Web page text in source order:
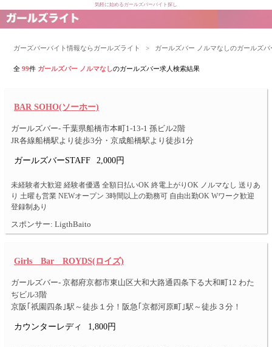
気軽に始めるガールズバーバイト探し
ガーズバーバイト情報ならガールズライト > ガールズバー ノルマなしのガールズ
全99件 ガールズバー ノルマなしのガールズバー求人検索結果
BAR SOHO(ソーホー)
ガールズバー- 千葉県船橋市本町1-13-1 孫ビル2階
JR各線船橋駅より徒歩3分・京成船橋駅より徒歩1分
ガールズバーSTAFF 2,000円
未経験者大歓迎 経験者優遇 全額日払いOK 終電上がりOK ノルマなし 送りあ
り 土曜も営業 NEWオープン 3時間以上の勤務可 自由出勤OK Wワーク歓迎
登録制あり
スポンサー: LigthBaito
Girls Bar ROYDS(ロイズ)
ガールズバー- 京都府京都市東山区大和大路通四条下る大和町12 わた
ぢビル3階
京阪｢祇園四条｣駅～徒歩１分！阪急｢京都河原町｣駅～徒歩３分！
カウンターレディ 1,800円